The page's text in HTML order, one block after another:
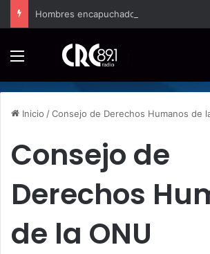
Inicio /Consejo de Derechos Humanos de
Consejo de
Derechos
de la ONU